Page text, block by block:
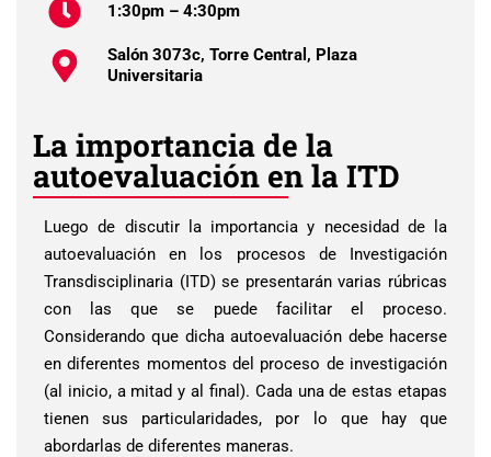
1:30pm – 4:30pm
Salón 3073c, Torre Central, Plaza
Universitaria
La importancia de la
autoevaluación en la ITD
Luego de discutir la importancia y necesidad de la
autoevaluación en los procesos de Investigación
Transdisciplinaria (ITD) se presentarán varias rúbricas
con las que se puede facilitar el proceso.
Considerando que dicha autoevaluación debe hacerse
en diferentes momentos del proceso de investigación
(al inicio, a mitad y al final). Cada una de estas etapas
tienen sus particularidades, por lo que hay que
abordarlas de diferentes maneras.